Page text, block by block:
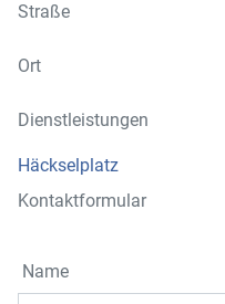
Straße
Ort
Dienstleistungen
Häckselplatz
Kontaktformular
Name